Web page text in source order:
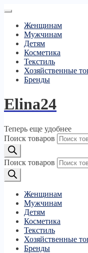
Женщинам
Мужчинам
Детям
Косметика
Текстиль
Хозяйственные
Бренды
Elina24
Теперь еще удобнее
Поиск товаров
Поиск товаров
Женщинам
Мужчинам
Детям
Косметика
Текстиль
Хозяйственные
Бренды